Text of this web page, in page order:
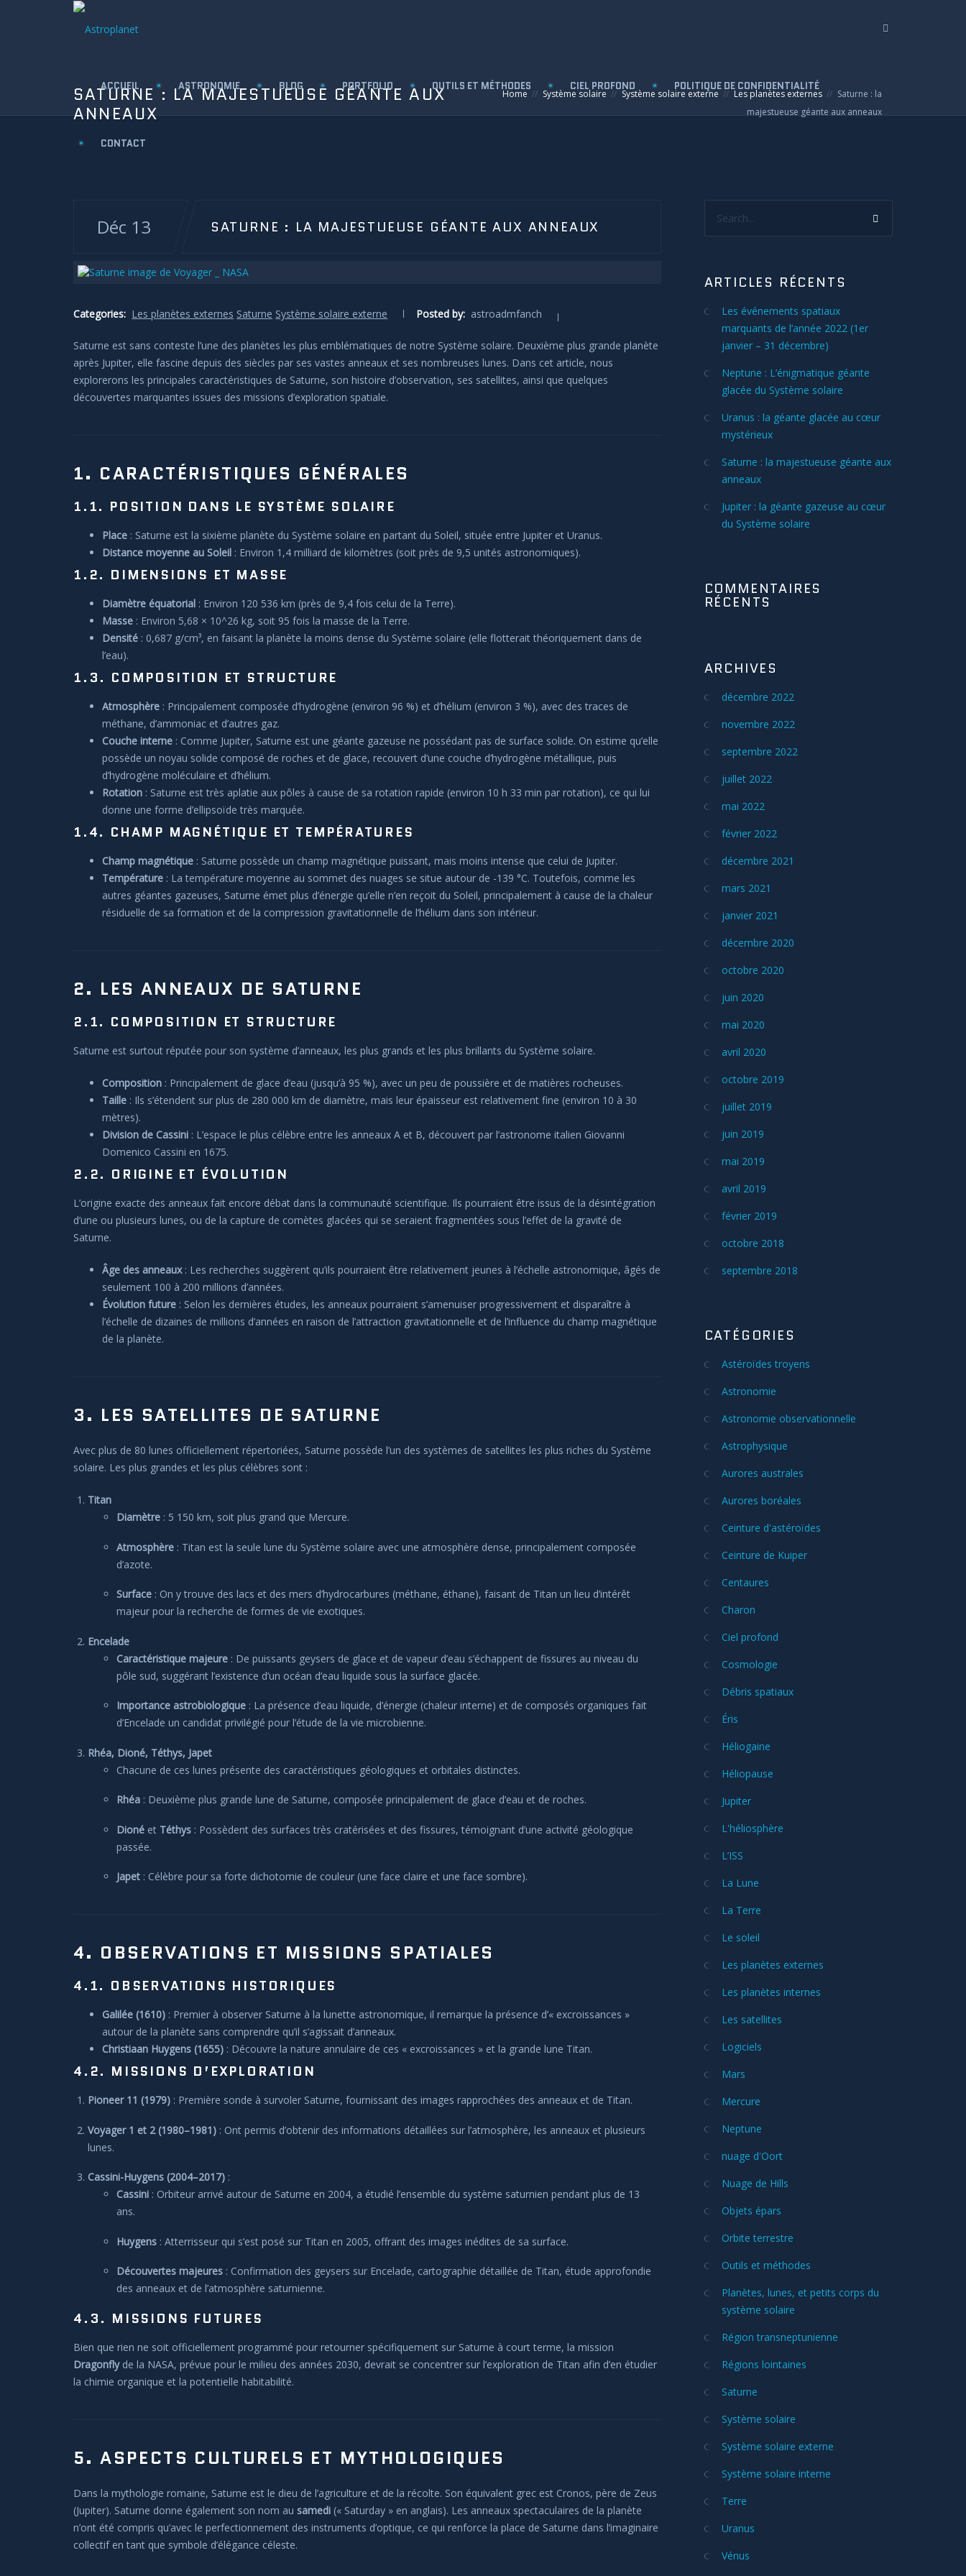
ACCUEIL ASTRONOMIE BLOG PORTFOLIO OUTILS ET MÉTHODES CIEL PROFOND POLITIQUE DE CONFIDENTIALITÉ
CONTACT
SATURNE : LA MAJESTUEUSE GÉANTE AUX
ANNEAUX
Home Système solaire Système solaire externe Les planètes externes
Saturne : la
majestueuse géante aux anneaux
Déc 13 SATURNE : LA MAJESTUEUSE GÉANTE AUX ANNEAUX
Categories: Les planètes externes Saturne Système solaire externe Posted by: astroadmfanch
Saturne est sans conteste l’une des planètes les plus emblématiques de notre Système solaire. Deuxième plus grande planète
après Jupiter, elle fascine depuis des siècles par ses vastes anneaux et ses nombreuses lunes. Dans cet article, nous
explorerons les principales caractéristiques de Saturne, son histoire d’observation, ses satellites, ainsi que quelques
découvertes marquantes issues des missions d’exploration spatiale.
1. CARACTÉRISTIQUES GÉNÉRALES
1.1. POSITION DANS LE SYSTÈME SOLAIRE
Place : Saturne est la sixième planète du Système solaire en partant du Soleil, située entre Jupiter et Uranus.
Distance moyenne au Soleil : Environ 1,4 milliard de kilomètres (soit près de 9,5 unités astronomiques).
1.2. DIMENSIONS ET MASSE
Diamètre équatorial : Environ 120 536 km (près de 9,4 fois celui de la Terre).
Masse : Environ 5,68 × 10^26 kg, soit 95 fois la masse de la Terre.
Densité : 0,687 g/cm³, en faisant la planète la moins dense du Système solaire (elle flotterait théoriquement dans de
l’eau).
1.3. COMPOSITION ET STRUCTURE
Atmosphère : Principalement composée d’hydrogène (environ 96 %) et d’hélium (environ 3 %), avec des traces de
méthane, d’ammoniac et d’autres gaz.
Couche interne : Comme Jupiter, Saturne est une géante gazeuse ne possédant pas de surface solide. On estime qu’elle
possède un noyau solide composé de roches et de glace, recouvert d’une couche d’hydrogène métallique, puis
d’hydrogène moléculaire et d’hélium.
Rotation : Saturne est très aplatie aux pôles à cause de sa rotation rapide (environ 10 h 33 min par rotation), ce qui lui
donne une forme d’ellipsoïde très marquée.
1.4. CHAMP MAGNÉTIQUE ET TEMPÉRATURES
Champ magnétique : Saturne possède un champ magnétique puissant, mais moins intense que celui de Jupiter.
Température : La température moyenne au sommet des nuages se situe autour de -139 °C. Toutefois, comme les
autres géantes gazeuses, Saturne émet plus d’énergie qu’elle n’en reçoit du Soleil, principalement à cause de la chaleur
résiduelle de sa formation et de la compression gravitationnelle de l’hélium dans son intérieur.
2. LES ANNEAUX DE SATURNE
2.1. COMPOSITION ET STRUCTURE
Saturne est surtout réputée pour son système d’anneaux, les plus grands et les plus brillants du Système solaire.
Composition : Principalement de glace d’eau (jusqu’à 95 %), avec un peu de poussière et de matières rocheuses.
Taille : Ils s’étendent sur plus de 280 000 km de diamètre, mais leur épaisseur est relativement fine (environ 10 à 30
mètres).
Division de Cassini : L’espace le plus célèbre entre les anneaux A et B, découvert par l’astronome italien Giovanni
Domenico Cassini en 1675.
2.2. ORIGINE ET ÉVOLUTION
L’origine exacte des anneaux fait encore débat dans la communauté scientifique. Ils pourraient être issus de la désintégration
d’une ou plusieurs lunes, ou de la capture de comètes glacées qui se seraient fragmentées sous l’effet de la gravité de
Saturne.
Âge des anneaux: Les recherches suggèrent qu’ils pourraient être relativement jeunes à l’échelle astronomique, âgés de
seulement 100 à 200 millions d’années.
Évolution future : Selon les dernières études, les anneaux pourraient s’amenuiser progressivement et disparaître à
l’échelle de dizaines de millions d’années en raison de l’attraction gravitationnelle et de l’influence du champ magnétique
de la planète.
3. LES SATELLITES DE SATURNE
Avec plus de 80 lunes officiellement répertoriées, Saturne possède l’un des systèmes de satellites les plus riches du Système
solaire. Les plus grandes et les plus célèbres sont :
Titan
Diamètre : 5 150 km, soit plus grand que Mercure.
Atmosphère : Titan est la seule lune du Système solaire avec une atmosphère dense, principalement composée
d’azote.
Surface : On y trouve des lacs et des mers d’hydrocarbures (méthane, éthane), faisant de Titan un lieu d’intérêt
majeur pour la recherche de formes de vie exotiques.
Encelade
Caractéristique majeure : De puissants geysers de glace et de vapeur d’eau s’échappent de fissures au niveau du
pôle sud, suggérant l’existence d’un océan d’eau liquide sous la surface glacée.
Importance astrobiologique : La présence d’eau liquide, d’énergie (chaleur interne) et de composés organiques fait
d’Encelade un candidat privilégié pour l’étude de la vie microbienne.
Rhéa, Dioné, Téthys, Japet
Chacune de ces lunes présente des caractéristiques géologiques et orbitales distinctes.
Rhéa : Deuxième plus grande lune de Saturne, composée principalement de glace d’eau et de roches.
Dioné et Téthys : Possèdent des surfaces très cratérisées et des fissures, témoignant d’une activité géologique
passée.
Japet : Célèbre pour sa forte dichotomie de couleur (une face claire et une face sombre).
4. OBSERVATIONS ET MISSIONS SPATIALES
4.1. OBSERVATIONS HISTORIQUES
Galilée (1610) : Premier à observer Saturne à la lunette astronomique, il remarque la présence d’« excroissances »
autour de la planète sans comprendre qu’il s’agissait d’anneaux.
Christiaan Huygens (1655) : Découvre la nature annulaire de ces « excroissances » et la grande lune Titan.
4.2. MISSIONS D’EXPLORATION
Pioneer 11 (1979) : Première sonde à survoler Saturne, fournissant des images rapprochées des anneaux et de Titan.
Voyager 1 et 2 (1980–1981) : Ont permis d’obtenir des informations détaillées sur l’atmosphère, les anneaux et plusieurs
lunes.
Cassini-Huygens (2004–2017) :
Cassini : Orbiteur arrivé autour de Saturne en 2004, a étudié l’ensemble du système saturnien pendant plus de 13
ans.
Huygens : Atterrisseur qui s’est posé sur Titan en 2005, offrant des images inédites de sa surface.
Découvertes majeures : Confirmation des geysers sur Encelade, cartographie détaillée de Titan, étude approfondie
des anneaux et de l’atmosphère saturnienne.
4.3. MISSIONS FUTURES
Bien que rien ne soit officiellement programmé pour retourner spécifiquement sur Saturne à court terme, la mission
Dragonflyde la NASA, prévue pour le milieu des années 2030, devrait se concentrer sur l’exploration de Titan afin d’en étudier
la chimie organique et la potentielle habitabilité.
5. ASPECTS CULTURELS ET MYTHOLOGIQUES
Dans la mythologie romaine, Saturne est le dieu de l’agriculture et de la récolte. Son équivalent grec est Cronos, père de Zeus
(Jupiter). Saturne donne également son nom au samedi (« Saturday » en anglais). Les anneaux spectaculaires de la planète
n’ont été compris qu’avec le perfectionnement des instruments d’optique, ce qui renforce la place de Saturne dans l’imaginaire
collectif en tant que symbole d’élégance céleste.
ARTICLES RÉCENTS
Les événements spatiaux
marquants de l’année 2022 (1er
janvier – 31 décembre)
Neptune : L’énigmatique géante
glacée du Système solaire
Uranus : la géante glacée au cœur
mystérieux
Saturne : la majestueuse géante aux
anneaux
Jupiter : la géante gazeuse au cœur
du Système solaire
COMMENTAIRES
RÉCENTS
ARCHIVES
décembre 2022
novembre 2022
septembre 2022
juillet 2022
mai 2022
février 2022
décembre 2021
mars 2021
janvier 2021
décembre 2020
octobre 2020
juin 2020
mai 2020
avril 2020
octobre 2019
juillet 2019
juin 2019
mai 2019
avril 2019
février 2019
octobre 2018
septembre 2018
CATÉGORIES
Astéroïdes troyens
Astronomie
Astronomie observationnelle
Astrophysique
Aurores australes
Aurores boréales
Ceinture d'astéroïdes
Ceinture de Kuiper
Centaures
Charon
Ciel profond
Cosmologie
Débris spatiaux
Éris
Héliogaine
Héliopause
Jupiter
L'héliosphère
L’ISS
La Lune
La Terre
Le soleil
Les planètes externes
Les planètes internes
Les satellites
Logiciels
Mars
Mercure
Neptune
nuage d'Oort
Nuage de Hills
Objets épars
Orbite terrestre
Outils et méthodes
Planètes, lunes, et petits corps du
système solaire
Région transneptunienne
Régions lointaines
Saturne
Système solaire
Système solaire externe
Système solaire interne
Terre
Uranus
Vénus